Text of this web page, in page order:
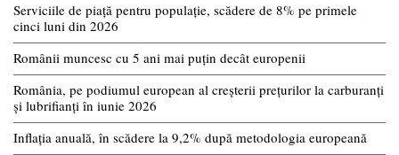
Serviciile de piață pentru populație, scădere de 8% pe primele
cinci luni din 2026
Românii muncesc cu 5 ani mai puțin decât europenii
România, pe podiumul european al creșterii prețurilor la carburanți
și lubrifianți în iunie 2026
Inflația anuală, în scădere la 9,2% după metodologia europeană